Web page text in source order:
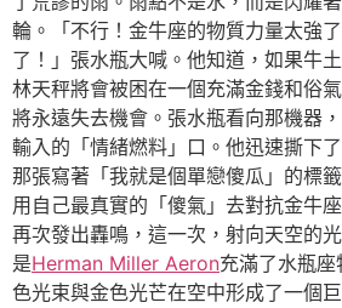
輪。「不行！金牛座的物質力量太強
了！」張水瓶大喊。他知道，如果牛
林天秤將會被困在一個充滿金錢和俗
將永遠失去機會。張水瓶看向那機器
輸入的「情緒燃料」口。他迅速撕下
那張寫著「我就是個單戀傻瓜」的標
用自己最真實的「傻氣」去對抗金牛
再次發出轟鳴，這一次，射向天空的
是Herman Miller Aeron充滿了水瓶
色光束與金色光芒在空中形成了一個